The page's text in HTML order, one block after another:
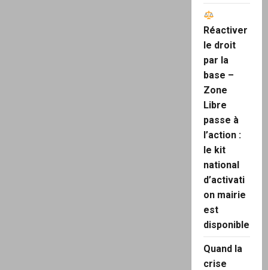
Réactiver
le droit
par la
base –
Zone
Libre
passe à
l’action :
le kit
national
d’activati
on mairie
est
disponible
Quand la
crise